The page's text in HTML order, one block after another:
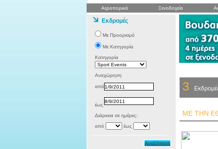
Αεροπορικά Ξενοδοχεία
Εκδρομές
Με Προορισμό
Με Κατηγορία
Κατηγορία
Αναχώρηση
από
έως
Διάρκεια σε ημέρες:
από
έως
Αναζήτηση
3
ΜΕ ΤΗΝ